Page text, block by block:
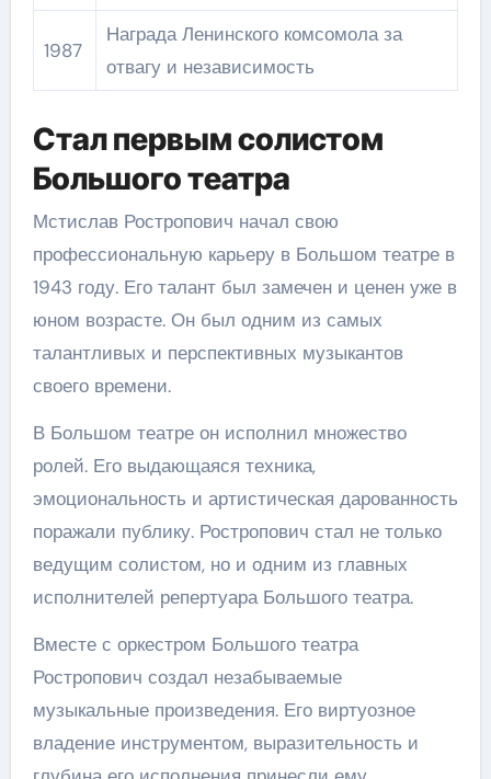
1987
Награда Ленинского комсомола за
отвагу и независимость
Стал первым солистом
Большого театра
Мстислав Ростропович начал свою
профессиональную карьеру в Большом театре в
1943 году. Его талант был замечен и ценен уже в
юном возрасте. Он был одним из самых
талантливых и перспективных музыкантов
своего времени.
В Большом театре он исполнил множество
ролей. Его выдающаяся техника,
эмоциональность и артистическая дарованность
поражали публику. Ростропович стал не только
ведущим солистом, но и одним из главных
исполнителей репертуара Большого театра.
Вместе с оркестром Большого театра
Ростропович создал незабываемые
музыкальные произведения. Его виртуозное
владение инструментом, выразительность и